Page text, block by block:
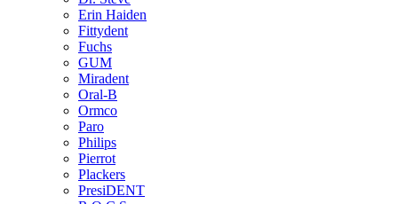
Erin Haiden
Fittydent
Fuchs
GUM
Miradent
Oral-B
Ormco
Paro
Philips
Pierrot
Plackers
PresiDENT